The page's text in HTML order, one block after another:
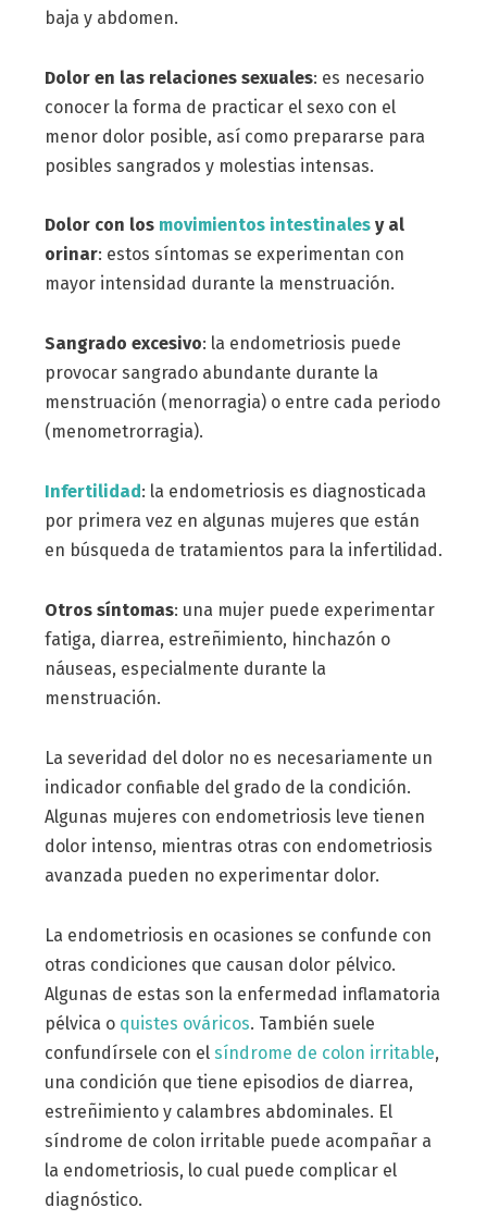
baja y abdomen.
Dolor en las relaciones sexuales: es necesario
conocer la forma de practicar el sexo con el
menor dolor posible, así como prepararse para
posibles sangrados y molestias intensas.
Dolor con los movimientos intestinalesy al
orinar: estos síntomas se experimentan con
mayor intensidad durante la menstruación.
Sangrado excesivo: la endometriosis puede
provocar sangrado abundante durante la
menstruación (menorragia) o entre cada periodo
(menometrorragia).
Infertilidad: la endometriosis es diagnosticada
por primera vez en algunas mujeres que están
en búsqueda de tratamientos para la infertilidad.
Otros síntomas: una mujer puede experimentar
fatiga, diarrea, estreñimiento, hinchazón o
náuseas, especialmente durante la
menstruación.
La severidad del dolor no es necesariamente un
indicador confiable del grado de la condición.
Algunas mujeres con endometriosis leve tienen
dolor intenso, mientras otras con endometriosis
avanzada pueden no experimentar dolor.
La endometriosis en ocasiones se confunde con
otras condiciones que causan dolor pélvico.
Algunas de estas son la enfermedad inflamatoria
pélvica o quistes ováricos. También suele
confundírsele con el síndrome de colon irritable,
una condición que tiene episodios de diarrea,
estreñimiento y calambres abdominales. El
síndrome de colon irritable puede acompañar a
la endometriosis, lo cual puede complicar el
diagnóstico.